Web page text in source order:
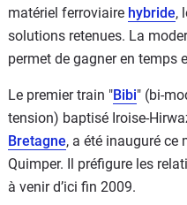
matériel ferroviaire hybride,
solutions retenues. La
permet de gagner en temps
Le premier train "Bibi" (bi-
tension) baptisé Iroise-
Bretagne, a été inauguré ce
Quimper. Il préfigure les
à venir d’ici fin 2009.